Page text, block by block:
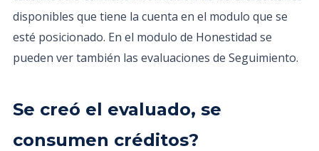
disponibles que tiene la cuenta en el modulo que se
esté posicionado. En el modulo de Honestidad se
pueden ver también las evaluaciones de Seguimiento.
Se creó el evaluado, se
consumen créditos?